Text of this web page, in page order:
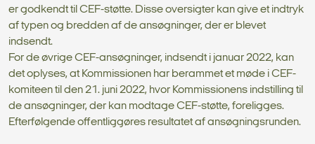
er godkendt til CEF-støtte. Disse oversigter kan give et indtryk
af typen og bredden af de ansøgninger, der er blevet
indsendt.
For de øvrige CEF-ansøgninger, indsendt i januar 2022, kan
det oplyses, at Kommissionen har berammet et møde i CEF-
komiteen til den 21. juni 2022, hvor Kommissionens indstilling til
de ansøgninger, der kan modtage CEF-støtte, foreligges.
Efterfølgende offentliggøres resultatet af ansøgningsrunden.